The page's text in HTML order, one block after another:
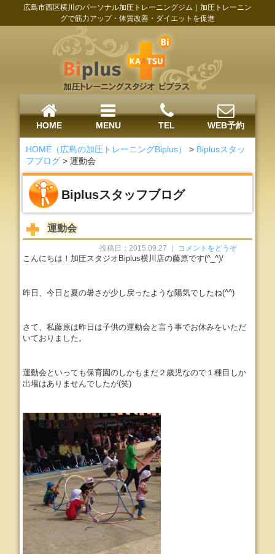
広島市西区横川のパーソナル加圧トレーニングジム｜加圧トレーニン
グで筋力アップ・体質改善・ダイエットを促進
HOME MENU TEL WEB予約
HOME（広島の加圧トレーニングBiplus） > Biplusスタッ
フブログ >運動会
Biplusスタッフブログ
運動会
投稿日：2015.09.27 ｜ コメントをどうぞ
こんにちは！加圧スタジオBiplus横川店の藤原です(^_^)/
昨日、今日と夏の暑さが少し戻ったような陽気でしたね(^^)
さて、私藤原は昨日は子供の運動会と言う事でお休みをいただ
いておりました。
運動会といっても保育園のしかもまだ２歳児なので１種目しか
出場はありませんでしたが(笑)